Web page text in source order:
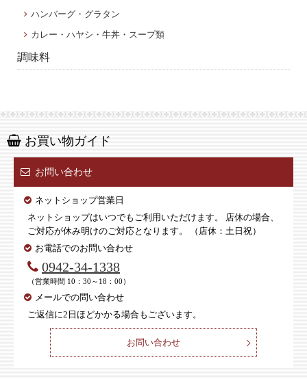
ハンバーグ・グラタン
カレー・ハヤシ・牛丼・スープ類
調味料
お買い物ガイド
お問い合わせ
ネットショップ営業日
ネットショップはいつでもご利用いただけます。 店休の場合、
ご対応が休み明けのご対応となります。 （店休：土日祝）
お電話でのお問い合わせ
0942-34-1338
（営業時間 10：30～18：00）
メールでの問い合わせ
ご返信に2日ほどかかる場合もございます。
お問い合わせ